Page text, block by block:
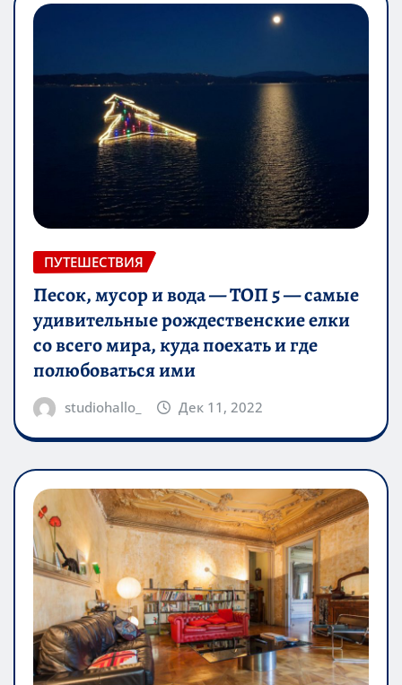
ПУТЕШЕСТВИЯ
Песок, мусор и вода — ТОП 5 — самые
удивительные рождественские елки
со всего мира, куда поехать и где
полюбоваться ими
studiohallo_ Дек 11, 2022